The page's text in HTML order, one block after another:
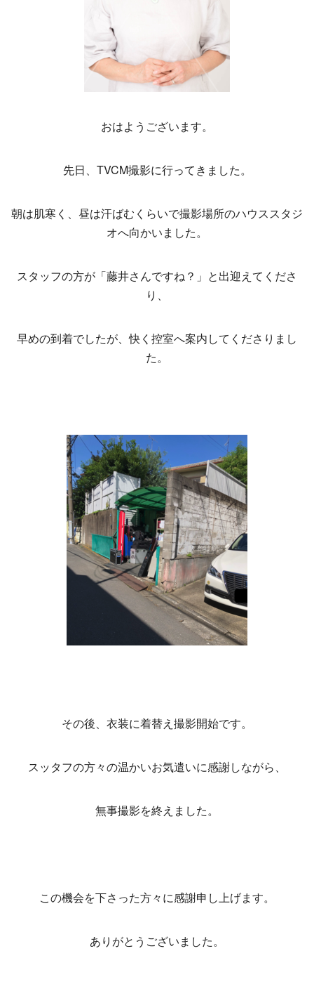
おはようございます。
先日、TVCM撮影に行ってきました。
朝は肌寒く、昼は汗ばむくらいで撮影場所のハウススタジ
オへ向かいました。
スタッフの方が「藤井さんですね？」と出迎えてくださ
り、
早めの到着でしたが、快く控室へ案内してくださりまし
た。
その後、衣装に着替え撮影開始です。
スッタフの方々の温かいお気遣いに感謝しながら、
無事撮影を終えました。
この機会を下さった方々に感謝申し上げます。
ありがとうございました。